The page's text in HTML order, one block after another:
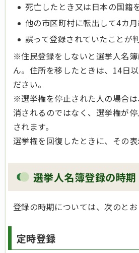
死亡したとき又は日本の国籍
他の市区町村に転出して4カ月
誤って登録されていたことが
※住民登録をしないと選挙人名
ん。住所を移したときは、14日
ださい。
※選挙権を停止された人の場合
消されるのではなく、選挙権が
されます。
選挙権を回復したときに、その表
選挙人名簿登録の時期
登録の時期については、次のとお
定時登録